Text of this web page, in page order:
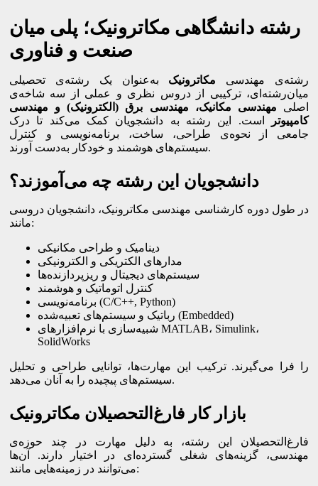
رشته دانشگاهی مکاترونیک؛ پلی میان
صنعت و فناوری
رشته‌ی مهندسی مکاترونیک به‌عنوان یک رشته‌ی تحصیلی
میان‌رشته‌ای، ترکیبی از دروس نظری و عملی از سه شاخه‌ی
اصلی مهندسی مکانیک، مهندسی برق (الکترونیک) و مهندسی
کامپیوتر
است. این رشته به دانشجویان کمک می‌کند تا درک
جامعی از نحوه‌ی طراحی، ساخت، برنامه‌نویسی و کنترل
سیستم‌های هوشمند و خودکار به‌دست آورند.
دانشجویان این رشته چه می‌آموزند؟
در طول دوره کارشناسی مهندسی مکاترونیک، دانشجویان دروسی
مانند:
دینامیک و طراحی مکانیکی
مدارهای الکتریکی و الکترونیکی
سیستم‌های دیجیتال و ریزپردازنده‌ها
کنترل اتوماتیک و هوشمند
برنامه‌نویسی (C/C++, Python)
رباتیک و سیستم‌های تعبیه‌شده (Embedded)
شبیه‌سازی با نرم‌افزارهای MATLAB، Simulink،
SolidWorks
را فرا می‌گیرند. ترکیب این مهارت‌ها، توانایی طراحی و تحلیل
سیستم‌های پیچیده را به آنان می‌دهد.
بازار کار فارغ‌التحصیلان مکاترونیک
فارغ‌التحصیلان این رشته، به دلیل مهارت در چند حوزه‌ی
مهندسی، گزینه‌های شغلی گسترده‌ای در اختیار دارند. آن‌ها
می‌توانند در زمینه‌هایی مانند: